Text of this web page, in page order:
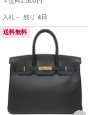
入札 - 残り 4日
送料無料